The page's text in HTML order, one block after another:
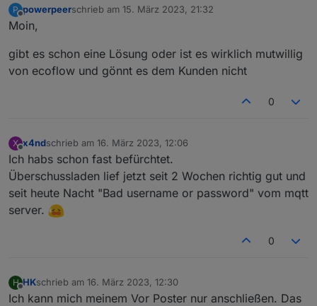
Meldung im IObroker Protokoll: Client error: ```
Password für MQTT nochmals ausgelesen und
eingetragen. - Keine Änderung
Hat jemand eine Idee?
P
Offline
powerpeerschrieb am 15. März 2023, 21:32
zuletzt editiert von
Moin,
gibt es schon eine Lösung oder ist es wirklich mutwillig
von ecoflow und gönnt es dem Kunden nicht
0
X
Offline
x4ndschrieb am 16. März 2023, 12:06
zuletzt editiert von
Ich habs schon fast befürchtet.
Überschussladen lief jetzt seit 2 Wochen richtig gut und
seit heute Nacht "Bad username or password" vom mqtt
server.
0
H
Offline
HKschrieb am 16. März 2023, 12:30
zuletzt editiert von
Ich kann mich meinem Vor Poster nur anschließen. Das